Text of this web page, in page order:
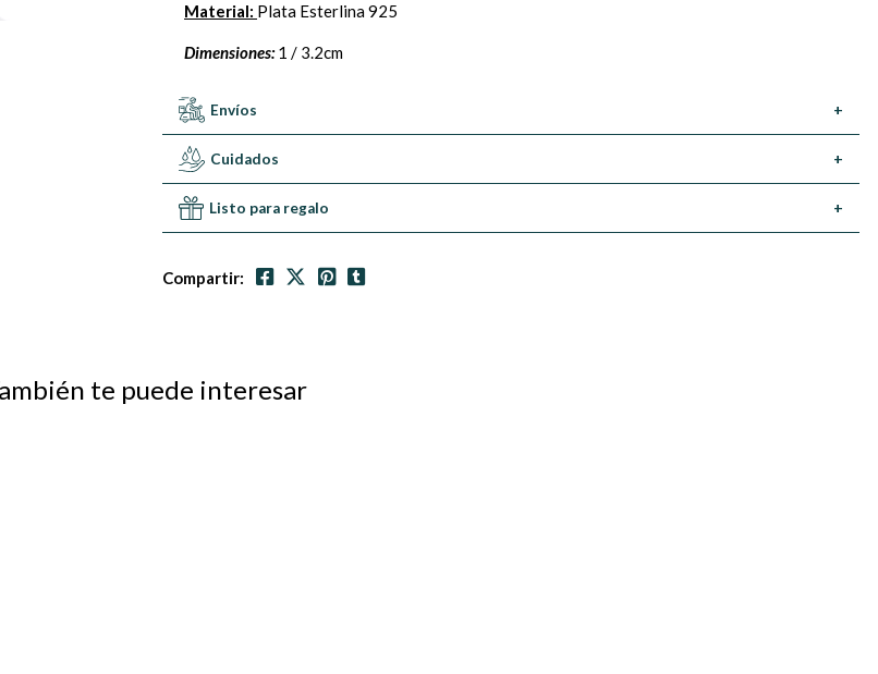
Material: Plata Esterlina 925
Dimensiones: 1 / 3.2cm
Envíos +
Cuidados +
Listo para regalo +
Compartir:
te puede interesar